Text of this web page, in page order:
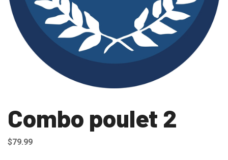
Combo poulet 2
$79.99